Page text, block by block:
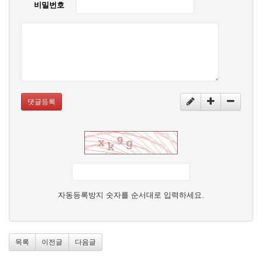
비밀번호
댓글등록
자동등록방지 숫자를 순서대로 입력하세요.
목록 이전글 다음글